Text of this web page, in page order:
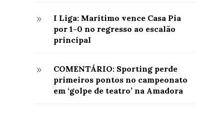
9
I Liga: Marítimo vence Casa Pia
por 1-0 no regresso ao escalão
principal
9
COMENTÁRIO: Sporting perde
primeiros pontos no campeonato
em ‘golpe de teatro’ na Amadora